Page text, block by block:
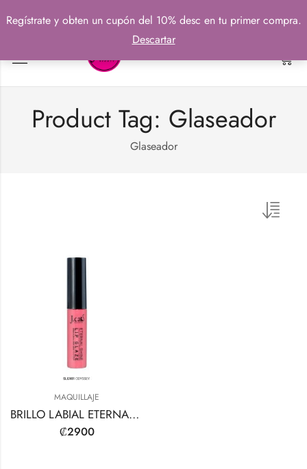
Product Tag: Glaseador
Glaseador
MAQUILLAJE
BRILLO LABIAL ETERNAL SHINE
₡2900
Regístrate y obten un cupón del 10% desc en tu primer compra.
Descartar